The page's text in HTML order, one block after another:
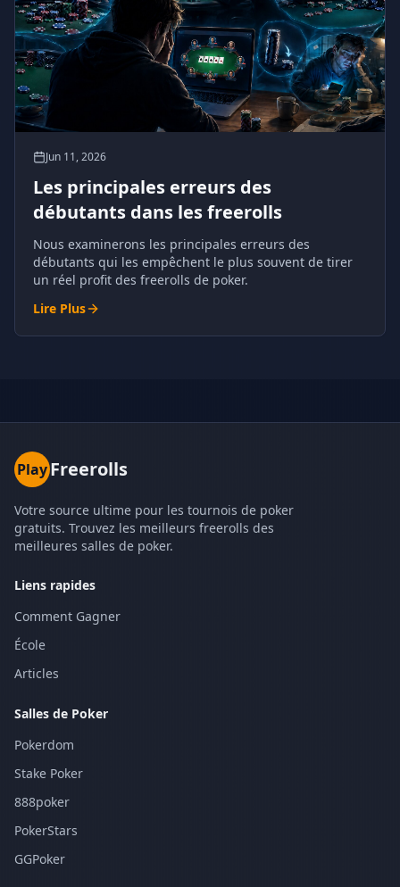
Jun 11, 2026
Les principales erreurs des
débutants dans les freerolls
Nous examinerons les principales erreurs des
débutants qui les empêchent le plus souvent de tirer
un réel profit des freerolls de poker.
Lire Plus
PlayFreerolls
Votre source ultime pour les tournois de poker
gratuits. Trouvez les meilleurs freerolls des
meilleures salles de poker.
Liens rapides
Comment Gagner
École
Articles
Salles de Poker
Pokerdom
Stake Poker
888poker
PokerStars
GGPoker